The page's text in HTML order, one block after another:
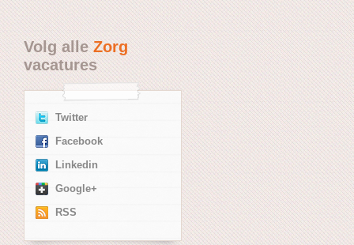
Volg alleZorg
vacatures
Twitter
Facebook
Linkedin
Google+
RSS